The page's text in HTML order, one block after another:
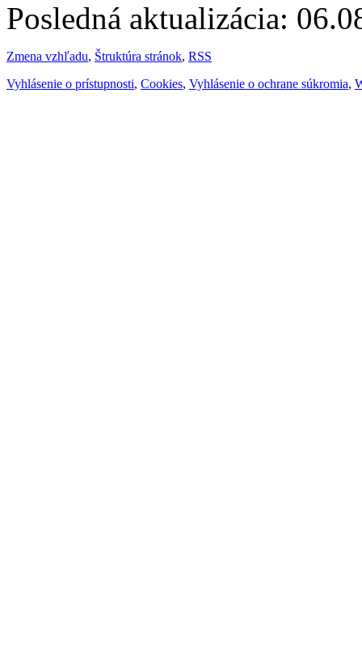
Posledná aktualizácia:
Zmena vzhľadu, Štruktúra stránok, RSS
Vyhlásenie o prístupnosti, Cookies, Vyhlásenie o ochrane súkromia,